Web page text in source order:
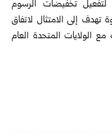
لتفعيل تخفيضات الرسوم
تهدف إلى الامتثال لاتفاق
‌مع الولايات المتحدة العام